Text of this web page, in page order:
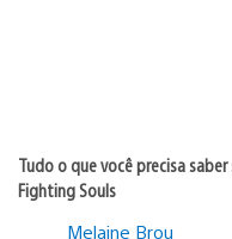
Tudo o que você precisa
Fighting Souls
Melaine Brou